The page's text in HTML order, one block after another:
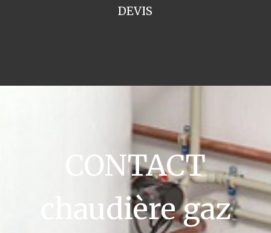
DEVIS
CONTACT
chaudière gaz